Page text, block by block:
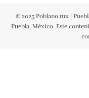
© 2025 Poblano.mx |
Puebla, México. Este